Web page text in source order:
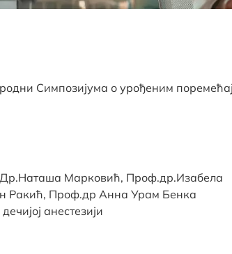
Симпозијума о урођеним
Марковић, Проф.др.Изабела
Ракић, Проф.др Анна Урам Бенка
анестезији